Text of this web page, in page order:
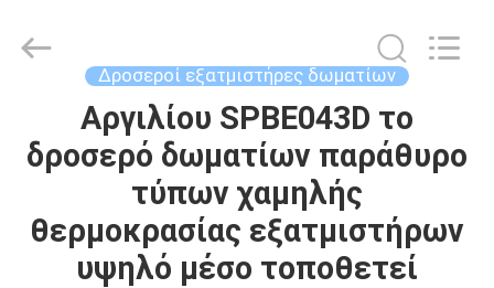
ΠΡΟΪΌΝΤΑ
ΕΜΦΆΝΙΣΗ
Δροσεροί εξατμιστήρες δωματίων
Αργιλίου SPBE043D το
δροσερό δωματίων παράθυρο
τύπων χαμηλής
θερμοκρασίας εξατμιστήρων
υψηλό μέσο τοποθετεί